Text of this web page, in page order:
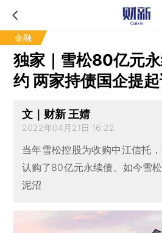
金融
独家｜雪松80亿元
约 两家持债国企提
文｜财新 王婧
2022年04月21日 16:22
当年雪松控股为收购中江信托
认购了80亿元永续债。如今雪
泥沼